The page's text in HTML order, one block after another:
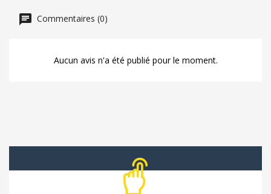
Commentaires (0)
Aucun avis n'a été publié pour le moment.